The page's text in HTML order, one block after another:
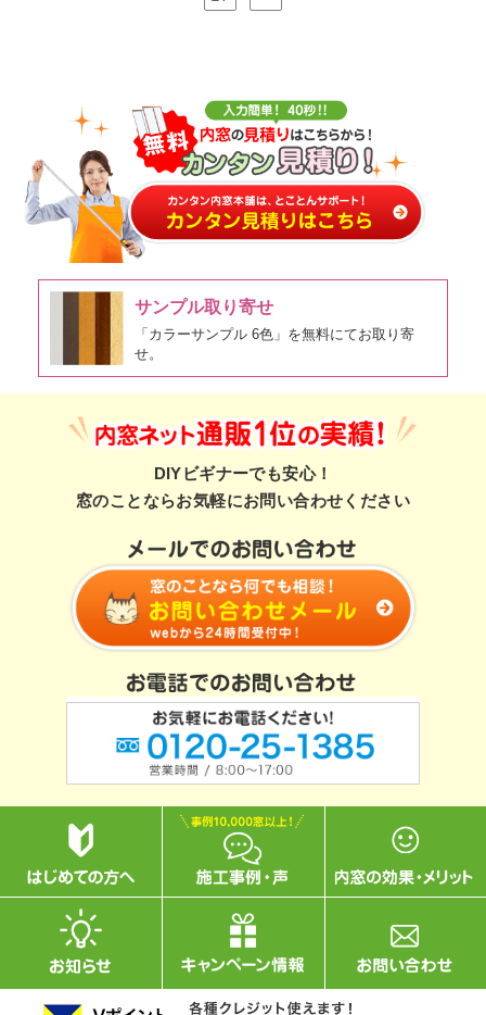
サンプル取り寄せ
「カラーサンプル 6色」を無料にてお取り寄
せ。
DIYビギナーでも安心！
窓のことならお気軽にお問い合わせください